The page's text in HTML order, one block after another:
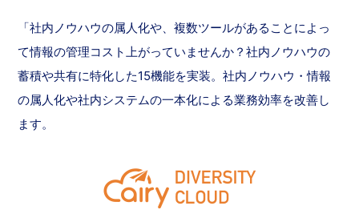
「社内ノウハウの属人化や、複数ツールがあることによっ
て情報の管理コスト上がっていませんか？社内ノウハウの
蓄積や共有に特化した15機能を実装。社内ノウハウ・情報
の属人化や社内システムの一本化による業務効率を改善し
ます。